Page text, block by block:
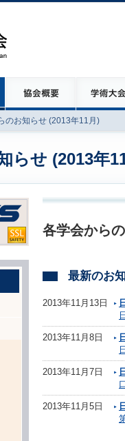
のお知らせ (2013年11月)
らせ (2013年
各学会から
最新のお
2013年11月13日
2013年11月8日
2013年11月7日
2013年11月5日